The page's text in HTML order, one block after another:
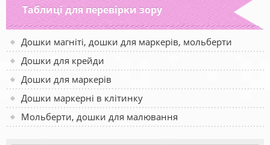
Таблиці для перевірки зору
Дошки магніті, дошки для маркерів, мольберти
Дошки для крейди
Дошки для маркерів
Дошки маркерні в клітинку
Мольберти, дошки для малювання